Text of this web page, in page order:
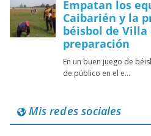
Mis redes sociales